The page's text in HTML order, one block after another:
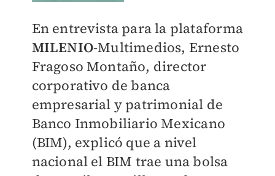
En entrevista para la plataforma
MILENIO-Multimedios, Ernesto
Fragoso Montaño, director
corporativo de banca
empresarial y patrimonial de
Banco Inmobiliario Mexicano
(BIM), explicó que a nivel
nacional el BIM trae una bolsa